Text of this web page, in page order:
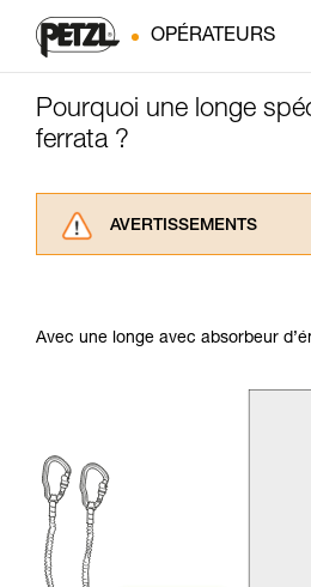
OPÉRATEURS
Pourquoi une longe
ferrata ?
AVERTISSEMENTS
informations de la notice
Maîtriser ces techniques
formation et un
avec un professionnel
la manipulation, seul, en
Nous donnons des
liées à votre activité. Il
Avec une longe avec absorbeur